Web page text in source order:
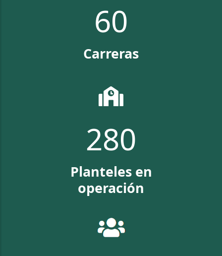
67
Carreras
313
Planteles en
operación